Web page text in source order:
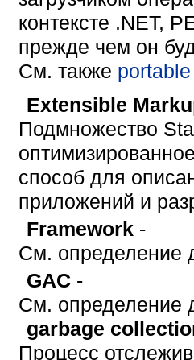
контексте .NET,
прежде чем он
Cм. также
Extensible
Подмножество
способ для
приложений и
Framework -
См. определение
GAC -
См. определение
garbage
Процесс